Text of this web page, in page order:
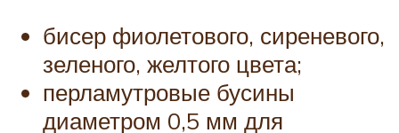
бисер фиолетового, сиреневого,
зеленого, желтого цвета;
перламутровые бусины
диаметром 0,5 мм для